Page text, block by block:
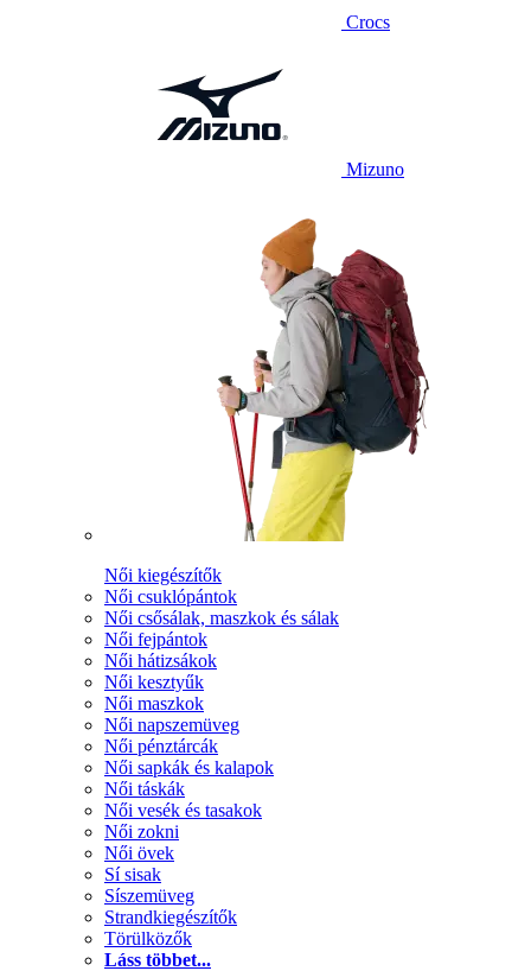
Crocs
Mizuno
Női kiegészítők
Női csuklópántok
Női csősálak, maszkok és sálak
Női fejpántok
Női hátizsákok
Női kesztyűk
Női maszkok
Női napszemüveg
Női pénztárcák
Női sapkák és kalapok
Női táskák
Női vesék és tasakok
Női zokni
Női övek
Sí sisak
Síszemüveg
Strandkiegészítők
Törülközők
Láss többet...